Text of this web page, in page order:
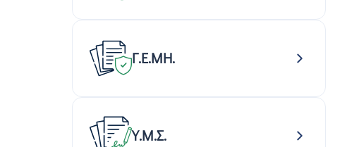
Γ.Ε.ΜΗ.
Υ.Μ.Σ.